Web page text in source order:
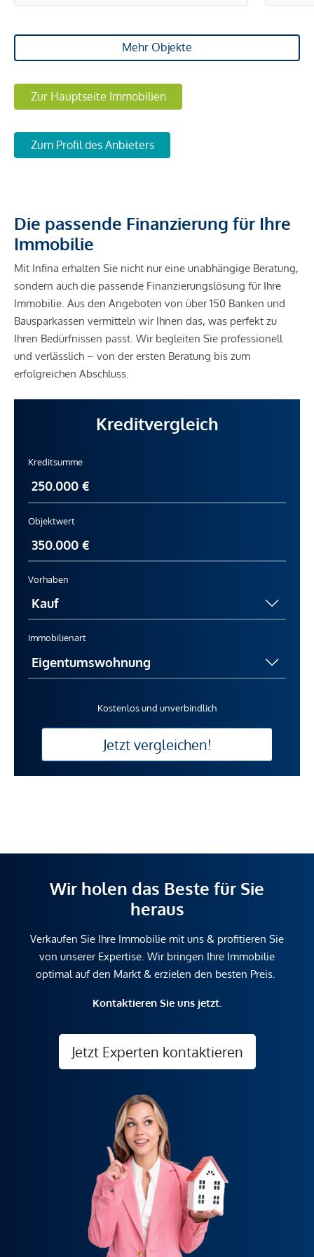
Mehr Objekte
Zur Hauptseite Immobilien
Zum Profil des Anbieters
Die passende Finanzierung für Ihre
Immobilie
Mit Infina erhalten Sie nicht nur eine unabhängige Beratung,
sondern auch die passende Finanzierungslösung für Ihre
Immobilie. Aus den Angeboten von über 150 Banken und
Bausparkassen vermitteln wir Ihnen das, was perfekt zu
Ihren Bedürfnissen passt. Wir begleiten Sie professionell
und verlässlich – von der ersten Beratung bis zum
erfolgreichen Abschluss.
Kreditvergleich
Kreditsumme
Objektwert
Vorhaben
Immobilienart
Kostenlos und unverbindlich
Jetzt vergleichen!
Wir holen das Beste für Sie
heraus
Verkaufen Sie Ihre Immobilie mit uns & profitieren Sie
von unserer Expertise. Wir bringen Ihre Immobilie
optimal auf den Markt & erzielen den besten Preis.
Kontaktieren Sie uns jetzt.
Jetzt Experten kontaktieren